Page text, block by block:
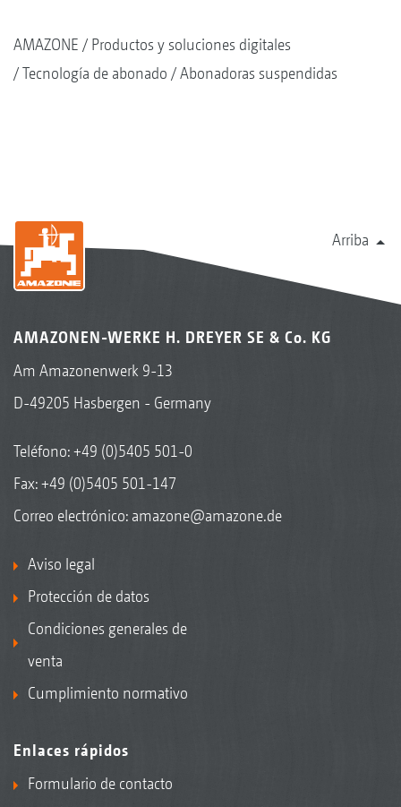
AMAZONE
Productos y soluciones digitales
Tecnología de abonado
Abonadoras suspendidas
Arriba
AMAZONEN-WERKE H. DREYER SE & Co. KG
Am Amazonenwerk 9-13
D-49205 Hasbergen - Germany
Teléfono:+49 (0)5405 501-0
Fax: +49 (0)5405 501-147
Correo electrónico: amazone@amazone.de
Aviso legal
Protección de datos
Condiciones generales de
venta
Cumplimiento normativo
Enlaces rápidos
Formulario de contacto